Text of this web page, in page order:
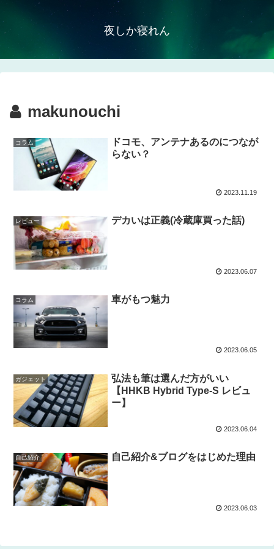
夜しか寝れん
makunouchi
コラム
ドコモ、アンテナあるのにつなが
らない？
2023.11.19
レビュー デカいは正義(冷蔵庫買った話)
2023.06.07
コラム 車がもつ魅力
2023.06.05
ガジェット
弘法も筆は選んだ方がいい
【HHKB Hybrid Type-S レビュ
ー】
2023.06.04
自己紹介 自己紹介&ブログをはじめた理由
2023.06.03